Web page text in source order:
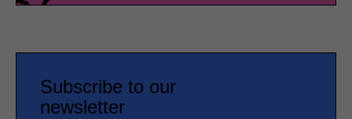
Subscribe to our
newsletter